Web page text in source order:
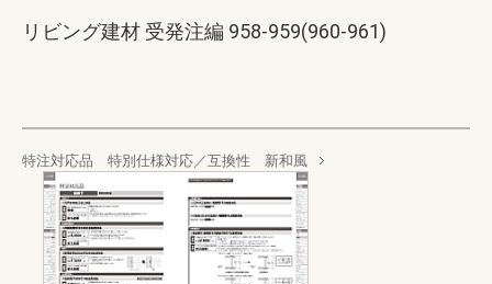
リビング建材 受発注編 958-959(960-961)
特注対応品 特別仕様対応／互換性 新和風